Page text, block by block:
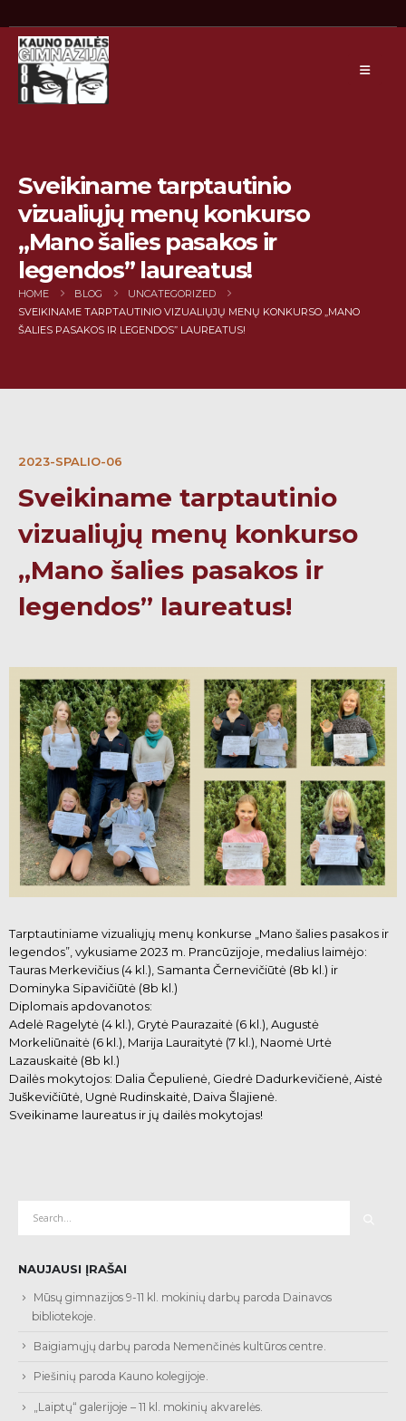
Sveikiname tarptautinio
vizualiųjų menų konkurso
„Mano šalies pasakos ir
legendos” laureatus!
HOME BLOG
UNCATEGORIZED
SVEIKINAME TARPTAUTINIO VIZUALIŲJŲ MENŲ KONKURSO „MANO
ŠALIES PASAKOS IR LEGENDOS” LAUREATUS!
2023-SPALIO-06
Sveikiname tarptautinio
vizualiųjų menų konkurso
„Mano šalies pasakos ir
legendos” laureatus!
Tarptautiniame vizualiųjų menų konkurse „Mano šalies pasakos ir
legendos”, vykusiame 2023 m. Prancūzijoje, medalius laimėjo:
Tauras Merkevičius (4 kl.), Samanta Černevičiūtė (8b kl.) ir
Dominyka Sipavičiūtė (8b kl.)
Diplomais apdovanotos:
Adelė Ragelytė (4 kl.), Grytė Paurazaitė (6 kl.), Augustė
Morkeliūnaitė (6 kl.), Marija Lauraitytė (7 kl.), Naomė Urtė
Lazauskaitė (8b kl.)
Dailės mokytojos: Dalia Čepulienė, Giedrė Dadurkevičienė, Aistė
Juškevičiūtė, Ugnė Rudinskaitė, Daiva Šlajienė.
Sveikiname laureatus ir jų dailės mokytojas!
NAUJAUSI ĮRAŠAI
Mūsų gimnazijos 9-11 kl. mokinių darbų paroda Dainavos
bibliotekoje.
Baigiamųjų darbų paroda Nemenčinės kultūros centre.
Piešinių paroda Kauno kolegijoje.
„Laiptų“ galerijoje – 11 kl. mokinių akvarelės.